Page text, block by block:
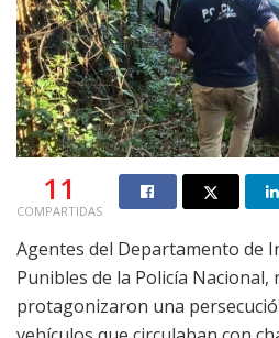
11
COMPARTIDAS
Agentes del Departamento de
Punibles de la Policía
protagonizaron una